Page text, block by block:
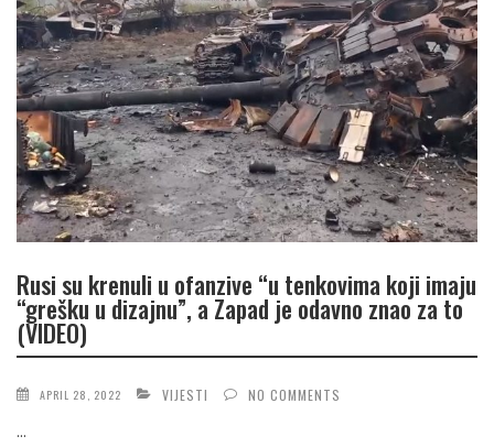
Rusi su krenuli u ofanzive “u tenkovima koji imaju
“grešku u dizajnu”, a Zapad je odavno znao za to
(VIDEO)
APRIL 28, 2022 VIJESTI NO COMMENTS
...